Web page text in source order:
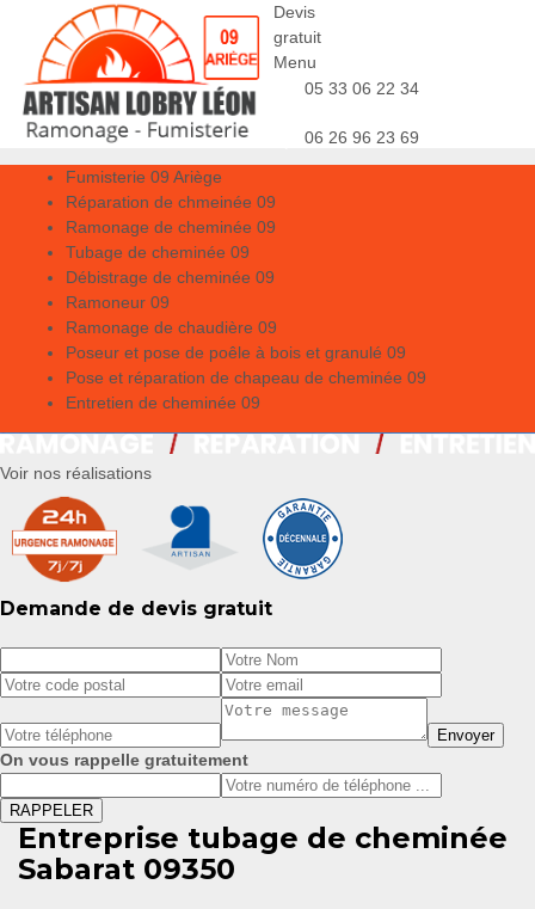
Devis
gratuit
Menu
05 33 06 22 34
06 26 96 23 69
Fumisterie 09 Ariège
Réparation de chmeinée 09
Ramonage de cheminée 09
Tubage de cheminée 09
Débistrage de cheminée 09
Ramoneur 09
Ramonage de chaudière 09
Poseur et pose de poêle à bois et granulé 09
Pose et réparation de chapeau de cheminée 09
Entretien de cheminée 09
Voir nos réalisations
Demande de devis gratuit
On vous rappelle gratuitement
Entreprise tubage de cheminée
Sabarat 09350